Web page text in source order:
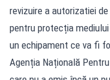
revizuire a autorizatiei
pentru protecția
un echipament ce va fi
Agenția Națională